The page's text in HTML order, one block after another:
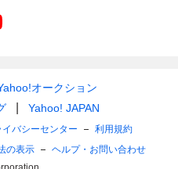
オークション
Yahoo! JAPAN
イバシーセンター
利用規約
の表示
ヘルプ・お問い合わせ